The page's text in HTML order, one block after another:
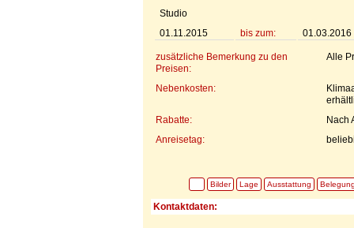
Studio
01.11.2015
bis zum: 01.03.2016
zusätzliche Bemerkung zu den
Preisen:
Alle
Nebenkosten:
Rabatte:
Nach
Anreisetag:
Bilder Lage Ausstattung
Kontaktdaten: